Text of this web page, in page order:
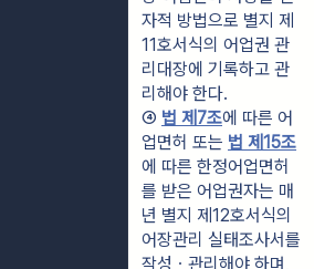
자적 방법으로 별지 제
11호서식의 어업권 관
리대장에 기록하고 관
리해야 한다.
④ 법 제7조에 따른 어
업면허 또는 법 제15조
에 따른 한정어업면허
를 받은 어업권자는 매
년 별지 제12호서식의
어장관리 실태조사서를
작성ㆍ관리해야 하며,